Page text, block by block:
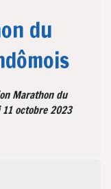
du
Marathon du
octobre 2023